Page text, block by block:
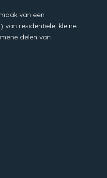
van een
van residentiële, kleine
delen van